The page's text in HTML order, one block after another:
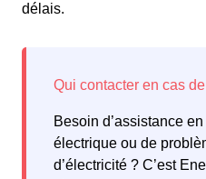
délais.
Besoin d’assistance
électrique ou de
d’électricité ? C’est